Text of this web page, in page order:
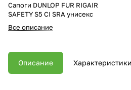
Сапоги DUNLOP FUR RIGAIR
SAFETY S5 CI SRA унисекс
Все описание
Описание Характеристики